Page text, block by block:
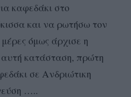
καφεδάκι στο
και να ρωτήσω τον
όμως άρχισε η
κατάσταση, πρώτη
σε Ανδριώτικη
…..